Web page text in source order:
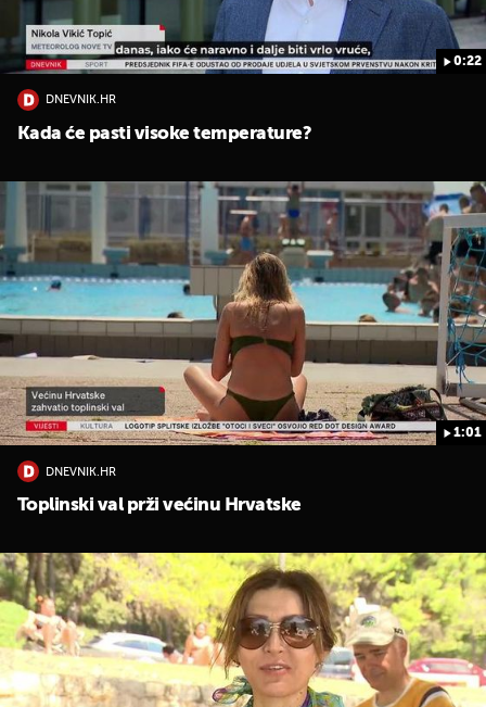
0:22
DNEVNIK.HR
Kada će pasti visoke temperature?
1:01
DNEVNIK.HR
Toplinski val prži većinu Hrvatske